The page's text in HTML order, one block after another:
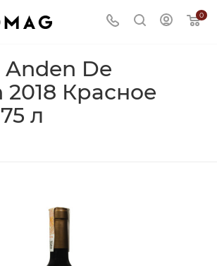
0
Anden De
2018 Красное
л